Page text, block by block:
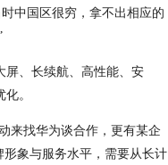
中国区很穷，拿不出相应的
屏、长续航、高性能、安
。
来找华为谈合作，更有某企
象与服务水平，需要从长计